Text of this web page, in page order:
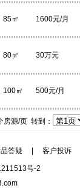
85㎡ 1600元/月
80㎡ 30万元
100㎡ 500元/月
房源/页 转到：
答疑 客户投诉
号-2